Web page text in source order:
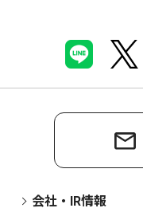
会社・IR情報